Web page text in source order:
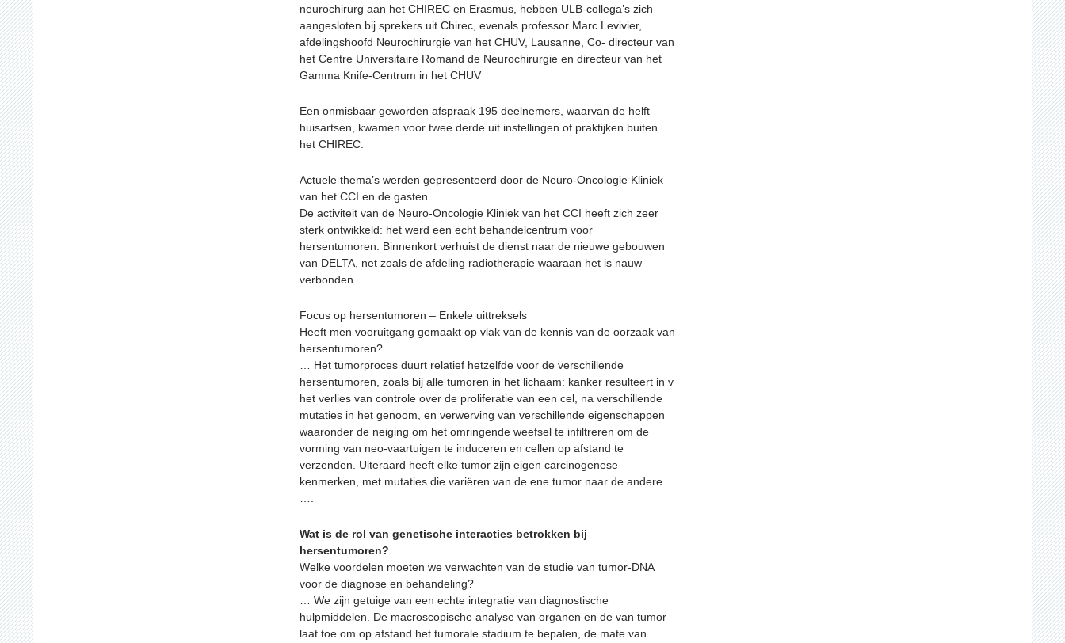
neurochirurg aan het CHIREC en Erasmus, hebben ULB-collega’s zich
aangesloten bij sprekers uit Chirec, evenals professor Marc Levivier,
afdelingshoofd Neurochirurgie van het CHUV, Lausanne, Co- directeur van
het Centre Universitaire Romand de Neurochirurgie en directeur van het
Gamma Knife-Centrum in het CHUV
Een onmisbaar geworden afspraak 195 deelnemers, waarvan de helft
huisartsen, kwamen voor twee derde uit instellingen of praktijken buiten
het CHIREC.
Actuele thema’s werden gepresenteerd door de Neuro-Oncologie Kliniek
van het CCI en de gasten
De activiteit van de Neuro-Oncologie Kliniek van het CCI heeft zich zeer
sterk ontwikkeld: het werd een echt behandelcentrum voor
hersentumoren. Binnenkort verhuist de dienst naar de nieuwe gebouwen
van DELTA, net zoals de afdeling radiotherapie waaraan het is nauw
verbonden .
Focus op hersentumoren – Enkele uittreksels
Heeft men vooruitgang gemaakt op vlak van de kennis van de oorzaak van
hersentumoren?
… Het tumorproces duurt relatief hetzelfde voor de verschillende
hersentumoren, zoals bij alle tumoren in het lichaam: kanker resulteert in v
het verlies van controle over de proliferatie van een cel, na verschillende
mutaties in het genoom, en verwerving van verschillende eigenschappen
waaronder de neiging om het omringende weefsel te infiltreren om de
vorming van neo-vaartuigen te induceren en cellen op afstand te
verzenden. Uiteraard heeft elke tumor zijn eigen carcinogenese
kenmerken, met mutaties die variëren van de ene tumor naar de andere
Wat is de rol van genetische interacties betrokken bij
hersentumoren?
Welke voordelen moeten we verwachten van de studie van tumor-DNA
voor de diagnose en behandeling?
… We zijn getuige van een echte integratie van diagnostische
hulpmiddelen. De macroscopische analyse van organen en de van tumor
laat toe om op afstand het tumorale stadium te bepalen, de mate van